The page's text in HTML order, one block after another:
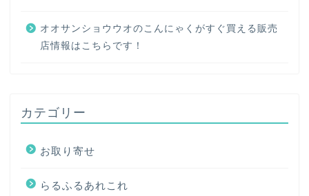
オオサンショウウオのこんにゃくがすぐ買える販売
店情報はこちらです！
カテゴリー
お取り寄せ
らるふるあれこれ